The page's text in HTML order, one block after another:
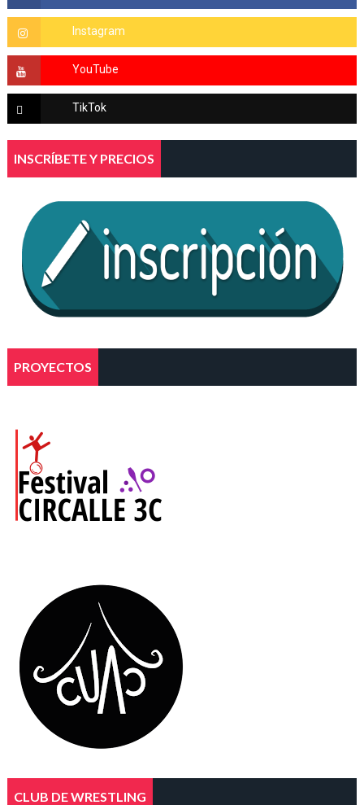
INSCRÍBETE Y PRECIOS
PROYECTOS
CLUB DE WRESTLING